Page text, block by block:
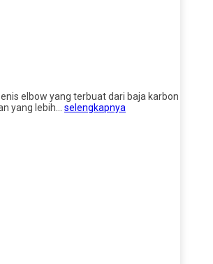
elbow yang terbuat dari baja karbon
yang lebih… selengkapnya